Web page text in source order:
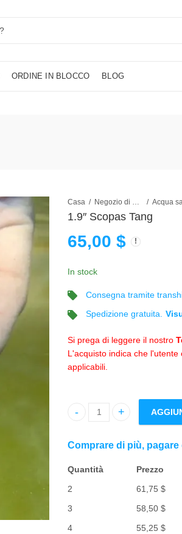
ORDINE IN BLOCCO BLOG
Casa Negozio di pesci d'acquario Acqua
1.9″ Scopas Tang
65,00 $
In stock
Consegna tramite
Spedizione gratuita.
Si prega di leggere il nostro
L'acquisto indica che
applicabili.
Quantità 1.9" Scopas Tang
Comprare di più, pagare
Quantità Prezzo
2
61,75 $
3
58,50 $
4
55,25 $